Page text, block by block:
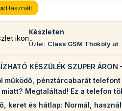
Használt
Készleten
Üzlet: Class GSM Thököly út
KÉSZÜLÉK SZUPER ÁRON
működő, pénztárcabarát
miatt? Megtaláltad! Ez a telefon
keret és hátlap: Normál,